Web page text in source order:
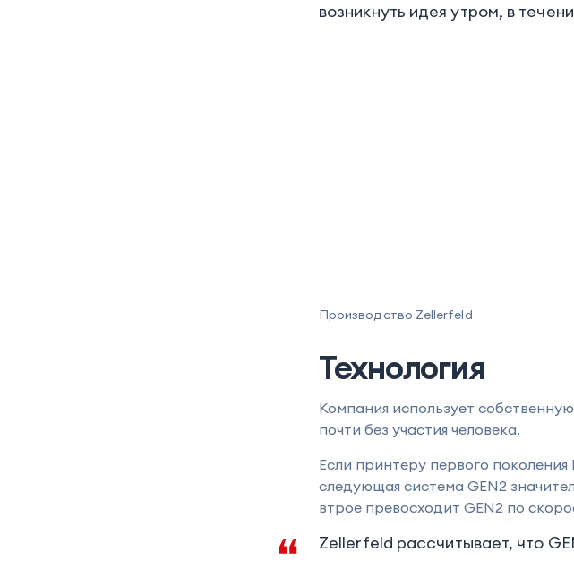
возникнуть идея утром, в
Производство Zellerfeld
Технология
Компания использует
почти без участия человека.
Если принтеру первого
следующая система GEN2
втрое превосходит GEN2 по
Zellerfeld рассчитывает, что